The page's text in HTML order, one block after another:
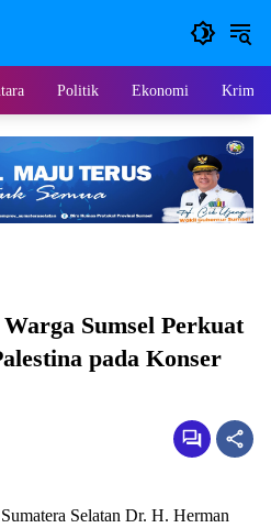
Politik Ekonomi
Sumsel Perkuat
pada Konser
Selatan Dr. H. Herman